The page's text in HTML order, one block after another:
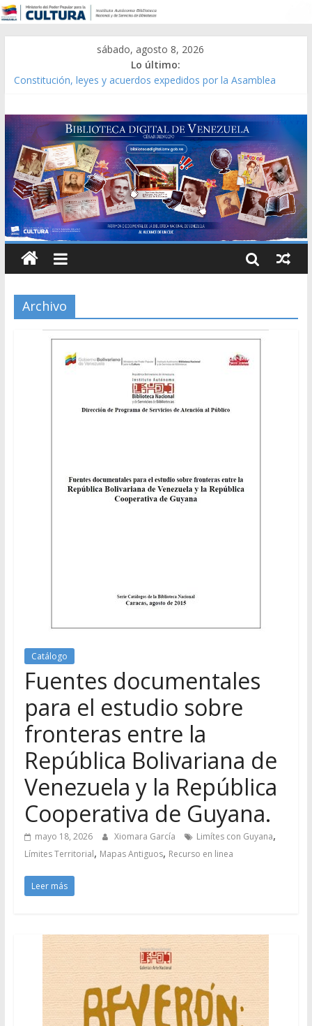
sábado, agosto 8, 2026
Lo último:
Constitución, leyes y acuerdos expedidos por la Asamblea
Modesta Bor Sánchez [material gráfico]
Gaceta Oficial de la República de Venezuela año CXXXIII Mes V,
Caracas 09 de marzo de 2006 N° 38.394
Catálogo temático de obras de Modesta Bor
Archivo
Catálogo
Fuentes documentales
para el estudio sobre
fronteras entre la
República Bolivariana de
Venezuela y la República
Cooperativa de Guyana.
mayo 18, 2026 Xiomara García Limítes con Guyana,
Límites Territorial, Mapas Antiguos, Recurso en linea
Leer más